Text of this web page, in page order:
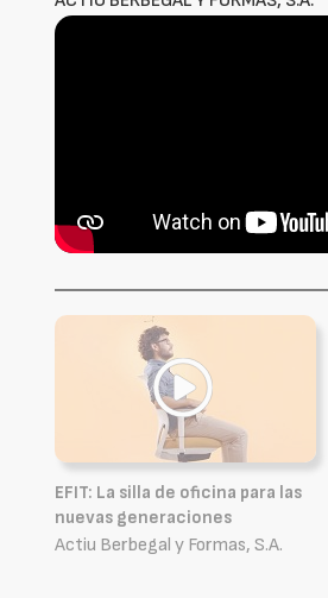
EFIT: La silla de oficina para las
nuevas generaciones
Actiu Berbegal y Formas, S.A.